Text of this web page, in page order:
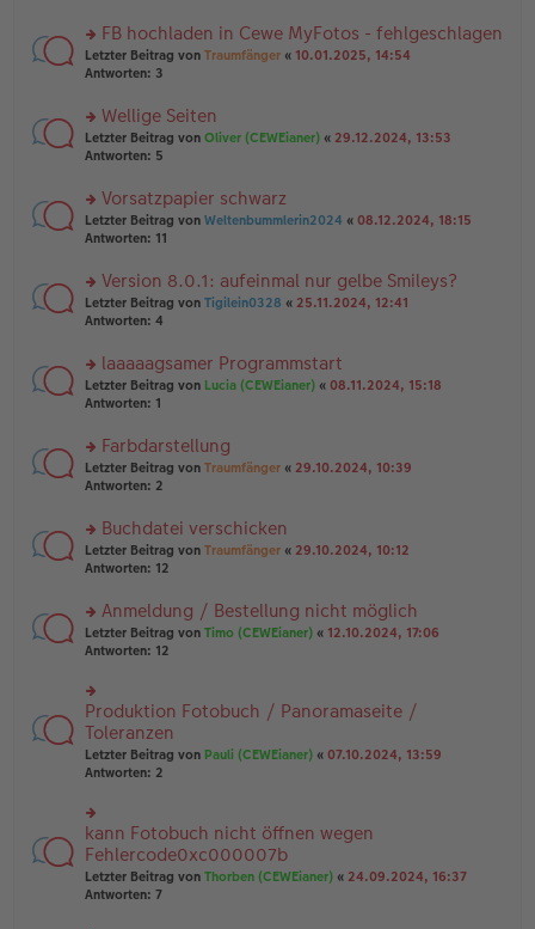
tr
a
g
e
n
er
tr
a
g
n
g
el
e
n
er
tr
a
g
rs
te
n
g
el
e
n
er
tr
a
g
FB hochladen in Cewe MyFotos - fehlgeschlagen
Letzter Beitrag von Traumfänger « 10.01.2025, 14:54
Antworten: 3
rs
te
n
g
el
e
n
er
tr
a
g
Wellige Seiten
Letzter Beitrag von Oliver (CEWEianer) « 29.12.2024, 13:53
Antworten: 5
rs
te
n
g
el
e
n
er
tr
a
g
Vorsatzpapier schwarz
Letzter Beitrag von Weltenbummlerin2024 « 08.12.2024, 18:15
Antworten: 11
rs
te
n
g
el
e
n
er
tr
a
g
Version 8.0.1: aufeinmal nur gelbe Smileys?
Letzter Beitrag von Tigilein0328 « 25.11.2024, 12:41
Antworten: 4
rs
te
n
g
el
e
n
er
tr
a
g
laaaaagsamer Programmstart
Letzter Beitrag von Lucia (CEWEianer) « 08.11.2024, 15:18
Antworten: 1
rs
te
n
g
el
e
n
er
tr
a
g
Farbdarstellung
Letzter Beitrag von Traumfänger « 29.10.2024, 10:39
Antworten: 2
rs
te
n
g
el
e
n
er
B
ei
tr
g
Buchdatei verschicken
Letzter Beitrag von Traumfänger « 29.10.2024, 10:12
Antworten: 12
rs
te
u
n
g
el
es
e
er
B
ei
tr
a
g
Anmeldung / Bestellung nicht möglich
Letzter Beitrag von Timo (CEWEianer) « 12.10.2024, 17:06
Antworten: 12
rs
te
r
u
n
el
es
e
n
er
Produktion Fotobuch / Panoramaseite /
Toleranzen
Letzter Beitrag von Pauli (CEWEianer) « 07.10.2024, 13:59
Antworten: 2
rs
te
r
u
n
kann Fotobuch nicht öffnen wegen
Fehlercode0xc000007b
Letzter Beitrag von Thorben (CEWEianer) « 24.09.2024, 16:37
Antworten: 7